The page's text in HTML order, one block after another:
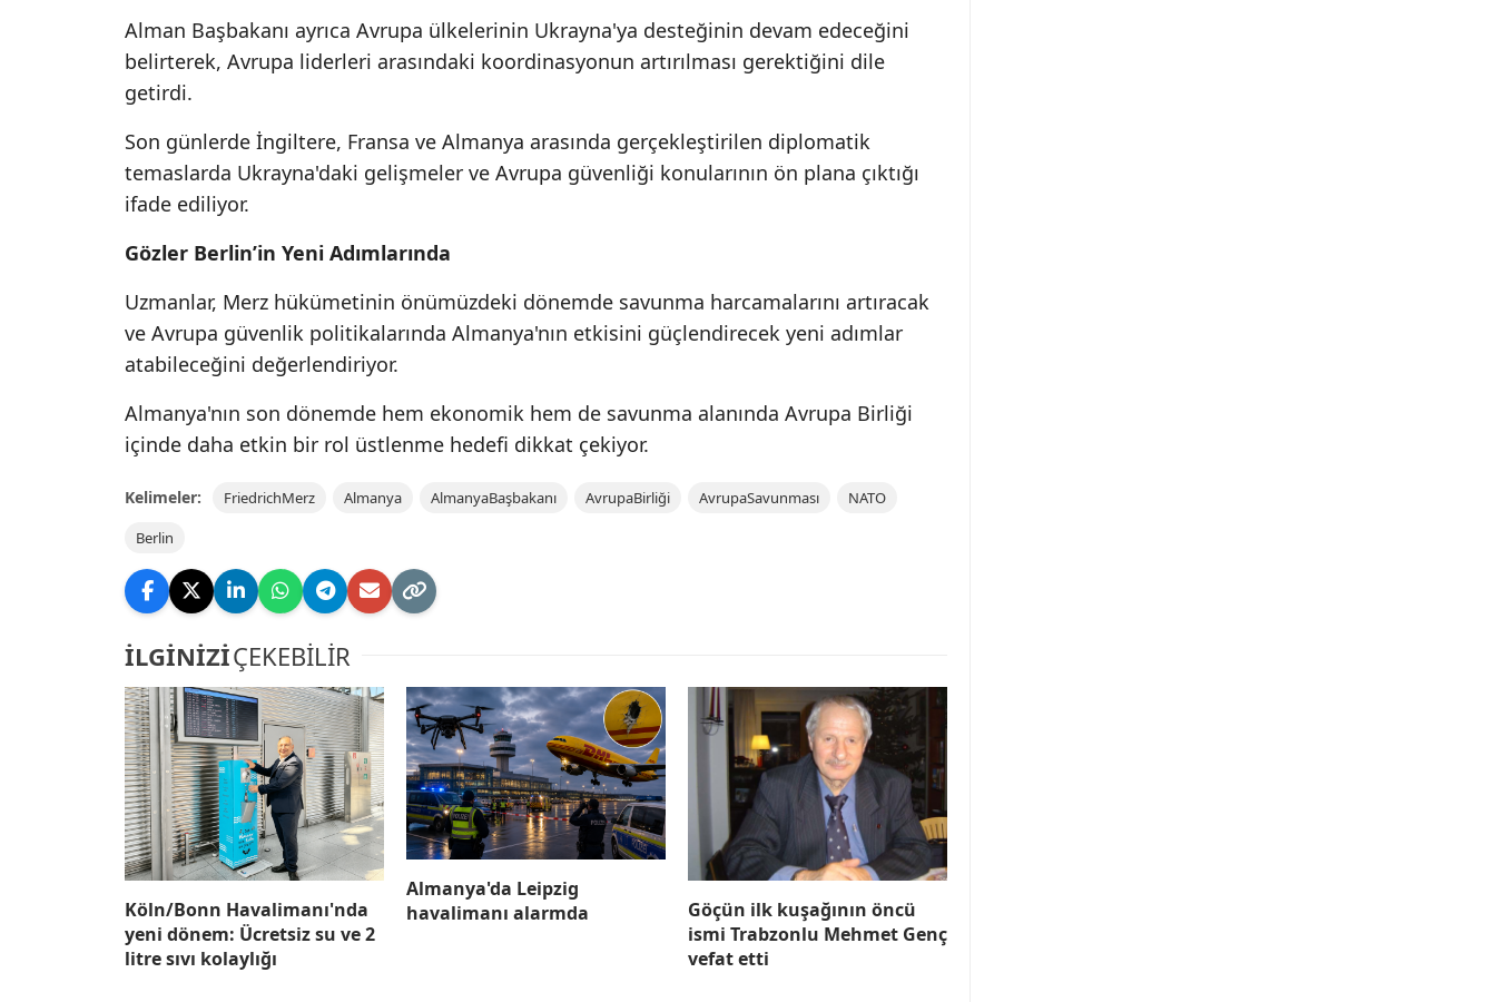
Alman Başbakanı ayrıca Avrupa ülkelerinin Ukrayna'ya desteğinin devam edeceğini
belirterek, Avrupa liderleri arasındaki koordinasyonun artırılması gerektiğini dile
getirdi.
Son günlerde İngiltere, Fransa ve Almanya arasında gerçekleştirilen diplomatik
temaslarda Ukrayna'daki gelişmeler ve Avrupa güvenliği konularının ön plana çıktığı
ifade ediliyor.
Gözler Berlin’in Yeni Adımlarında
Uzmanlar, Merz hükümetinin önümüzdeki dönemde savunma harcamalarını artıracak
ve Avrupa güvenlik politikalarında Almanya'nın etkisini güçlendirecek yeni adımlar
atabileceğini değerlendiriyor.
Almanya'nın son dönemde hem ekonomik hem de savunma alanında Avrupa Birliği
içinde daha etkin bir rol üstlenme hedefi dikkat çekiyor.
Kelimeler: FriedrichMerz Almanya AlmanyaBaşbakanı AvrupaBirliği AvrupaSavunması
NATO
Berlin
İLGİNİZİÇEKEBİLİR
Köln/Bonn Havalimanı'nda
yeni dönem: Ücretsiz su ve 2
litre sıvı kolaylığı
Almanya'da Leipzig
havalimanı alarmda
Göçün ilk kuşağının öncü
ismi Trabzonlu Mehmet Genç
vefat etti